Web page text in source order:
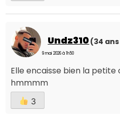
Undz310 (34
9 mai 2026 à 1h50
Elle encaisse bien la
hmmmm
3